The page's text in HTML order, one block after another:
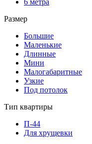
6 метра
Размер
Большие
Маленькие
Длинные
Мини
Малогабаритные
Узкие
Под потолок
Тип квартиры
П-44
Для хрущевки